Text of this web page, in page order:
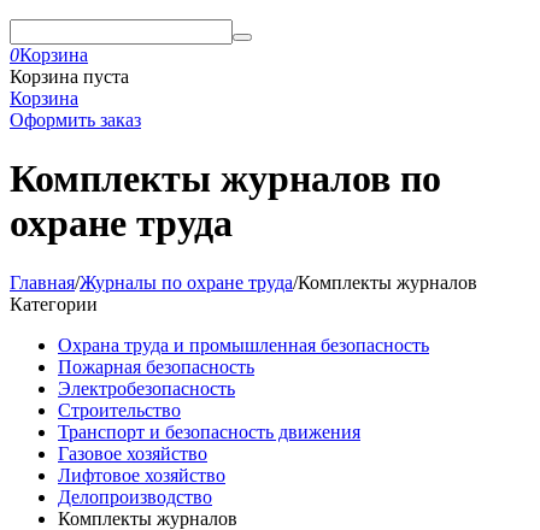
0Корзина
Корзина пуста
Корзина
Оформить заказ
Комплекты журналов по
охране труда
Главная/Журналы по охране труда/Комплекты журналов
Категории
Охрана труда и промышленная безопасность
Пожарная безопасность
Электробезопасность
Строительство
Транспорт и безопасность движения
Газовое хозяйство
Лифтовое хозяйство
Делопроизводство
Комплекты журналов